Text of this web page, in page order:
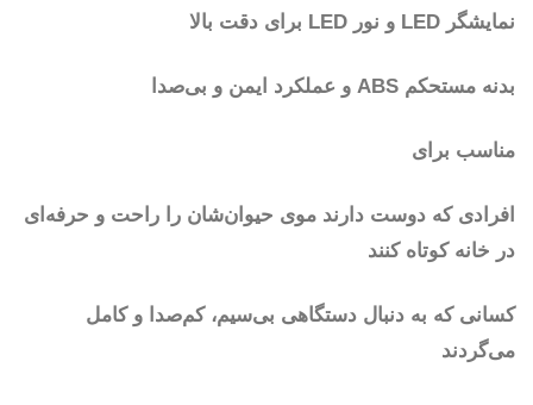
نمایشگر LED و نور LED برای دقت بالا
بدنه مستحکم ABS و عملکرد ایمن و بی‌صدا
مناسب برای
افرادی که دوست دارند موی حیوان‌شان را راحت و حرفه‌ای
در خانه کوتاه کنند
کسانی که به دنبال دستگاهی بی‌سیم، کم‌صدا و کامل
می‌گردند